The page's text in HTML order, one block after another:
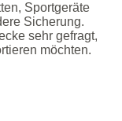
Sportgeräte
Sicherung.
sehr gefragt,
möchten.